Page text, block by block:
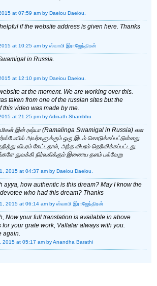
at 07:59 am by Daeiou Daeiou.
if the website address is given here. Thanks
at 10:25 am by ஸ்வாமி இராஜேந்திரன்
in Russia.
at 12:10 pm by Daeiou Daeiou.
at the moment. We are working over this.
taken from one of the russian sites but the
this video was made by me.
at 21:25 pm by Adinath Shambhu
இன் ரஷ்யா (Ramalinga Swamigal in Russia) என
அவர்களுக்கும் ஒரு இடம் கொடுக்கப்பட்டுள்ளது.
விபரம் கேட்டதால், அந்த விபரம் தெரிவிக்கப்பட்டது.
துவக்கி நிர்வகிக்கும் இணைய தளம் பல்வேறு
2015 at 04:37 am by Daeiou Daeiou.
ayya, how authentic is this dream? May I know the
who had this dream? Thanks
2015 at 06:14 am by ஸ்வாமி இராஜேந்திரன்
Now your full translation is available in above
for your grate work, Vallalar always with you.
again.
2015 at 05:17 am by Anandha Barathi